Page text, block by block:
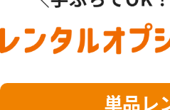
単品レ